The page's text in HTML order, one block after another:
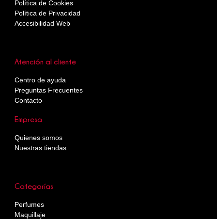
Categorías
Perfumes
Maquillaje
Atención al cliente
Centro de ayuda
Preguntas Frecuentes
Contacto
Empresa
Quienes somos
Nuestras tiendas
Política de Cookies
Política de Privacidad
Accesibilidad Web